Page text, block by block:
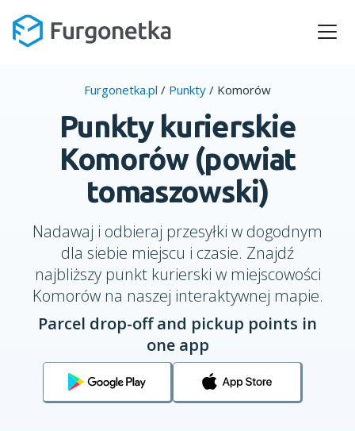
Furgonetka.pl / Punkty / Komorów
Punkty kurierskie
Komorów (powiat
tomaszowski)
Nadawaj i odbieraj przesyłki w dogodnym
dla siebie miejscu i czasie. Znajdź
najbliższy punkt kurierski w miejscowości
Komorów na naszej interaktywnej mapie.
Parcel drop-off and pickup points in
one app